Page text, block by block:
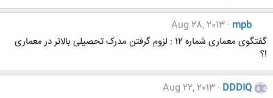
mpb
Aug 28, 2013
گفتگوی معماری شماره 12 : لزوم گرفتن مدرک تحصیلی بالاتر در معماری
!؟
DDDIQ
Aug 22, 2013